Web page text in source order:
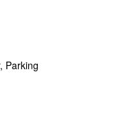
Parking